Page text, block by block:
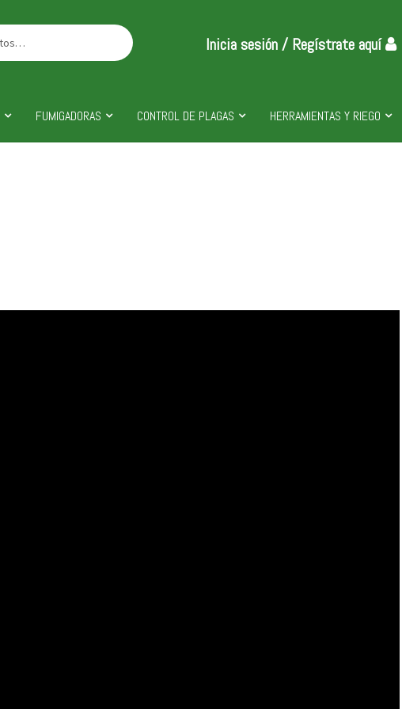
Inicia sesión / Regístrate aquí
FUMIGADORAS CONTROL DE PLAGAS HERRAMIENTAS Y RIEGO